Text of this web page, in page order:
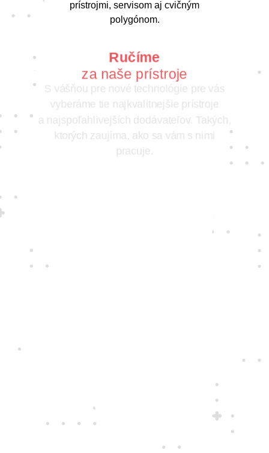
prístrojmi, servisom aj cvičným
polygónom.
Ručíme
za naše prístroje
vyberáme tie najkvalitnejšie prístroje
a najspoľahlivejších dodávateľov. Takých,
ktorých zaujíma, ako sa vám s nimi
pracuje.
Konáme na rovinu a na nič sa nehráme.